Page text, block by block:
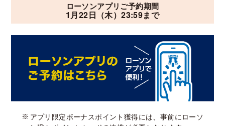
ローソンアプリご予約期間
1月22日（木）23:59まで
アプリ限定ボーナスポイント獲得には、事前にローソ